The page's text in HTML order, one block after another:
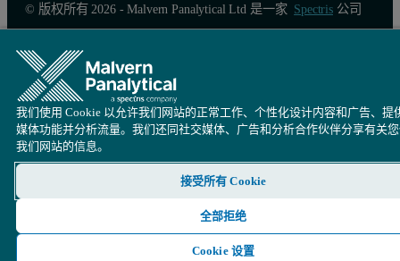
© 版权所有 2026 - Malvern Panalytical Ltd 是一家 Spectris公司
我们使用 Cookie 以允许我们网站的正常工作、个性化设计内容和广告、提
媒体功能并分析流量。我们还同社交媒体、广告和分析合作伙伴分享有关
我们网站的信息。
接受所有 Cookie
全部拒绝
Cookie 设置